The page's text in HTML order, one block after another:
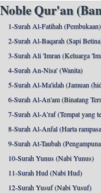
Noble Qur'an
1-Surah Al-Fatihah (Pembukaan)
2-Surah Al-Baqarah (Sapi
3-Surah Ali 'Imran (Keluarga
4-Surah An-Nisa' (Wanita)
5-Surah Al-Ma'idah (Jamuan
6-Surah Al-An'am (Binatang
7-Surah Al-A’raf (Tempat yang
8-Surah Al-Anfal (Harta
9-Surah At-Taubah
10-Surah Yunus (Nabi Yunus)
11-Surah Hud (Nabi Hud)
12-Surah Yusuf (Nabi Yusuf)